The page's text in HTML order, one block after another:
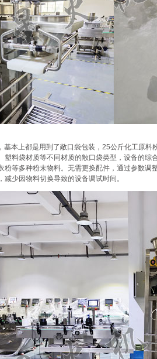
本上都是用到了敞口袋包装，25公斤化工原料
塑料袋材质等不同材质的敞口袋类型，设备的
粉等多种粉末物料。无需更换配件，通过参数调
少因物料切换导致的设备调试时间。